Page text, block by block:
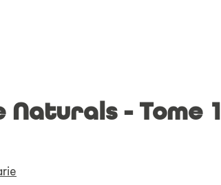
Naturals - Tome 1